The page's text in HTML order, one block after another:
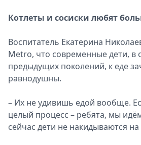
Котлеты и сосиски любят
Воспитатель Екатерина
Metro, что современные дети, в
предыдущих поколений, к еде
равнодушны.
– Их не удивишь едой вообще.
целый процесс – ребята, мы
сейчас дети не накидываются на